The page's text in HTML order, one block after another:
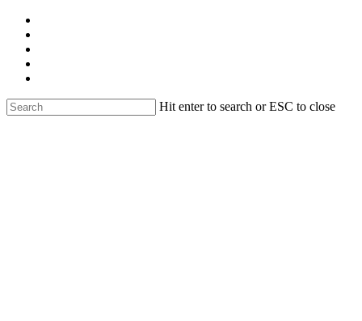
Skip
main
content
Hit enter to search or ESC to close